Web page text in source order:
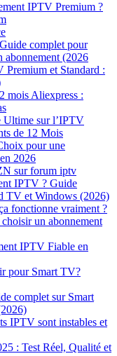
IPTV Premium ?
complet pour
abonnement (2026
Premium et Standard :
mois Aliexpress :
sur l’IPTV
de 12 Mois
pour une
2026
sur forum iptv
IPTV ? Guide
TV et Windows (2026)
fonctionne vraiment ?
un abonnement
IPTV Fiable en
pour Smart TV?
complet sur Smart
IPTV sont instables et
: Test Réel, Qualité et